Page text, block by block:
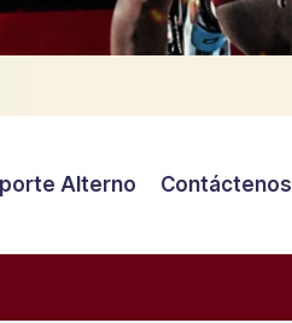
Alterno Contáctenos